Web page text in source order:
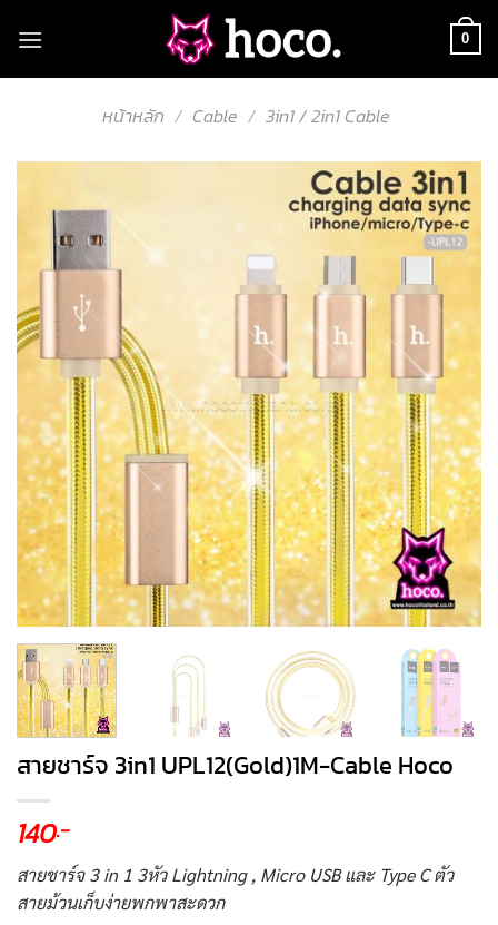
0
หน้าหลัก / Cable / 3in1 / 2in1 Cable
สายชาร์จ 3in1 UPL12(Gold)1M-Cable Hoco
140.-
สายชาร์จ 3 in 1 3หัว Lightning , Micro USB และ Type C ตัว
สายม้วนเก็บง่ายพกพาสะดวก